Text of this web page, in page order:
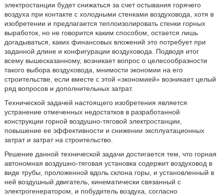
электростанции будет снижаться за счет остывания горячего
воздуха при контакте с холодными стенками воздуховода, хотя в
изобретении и предлагается теплоизолировать стенки горных
выработок, но не говорится каким способом, остается лишь
догадываться, каких финансовых вложений это потребует при
заданной длине и конфигурации воздуховода. Подводя итог
всему вышесказанному, возникает вопрос о целесообразности
такого выбора воздуховода, мнимости экономии на его
строительстве, если вместе с этой «экономией» возникает целый
ряд вопросов и дополнительных затрат.
Технической задачей настоящего изобретения является
устранение отмеченных недостатков в разработанной
конструкции горной воздушно-тяговой электростанции,
повышение ее эффективности и снижении эксплуатационных
затрат и затрат на строительство.
Решение данной технической задачи достигается тем, что горная
автономная воздушно-тяговая установка содержит воздуховод в
виде трубы, проложенной вдоль склона горы, и установленный в
ней воздушный двигатель, кинематически связанный с
электрогенератором, и побудитель воздуха, согласно